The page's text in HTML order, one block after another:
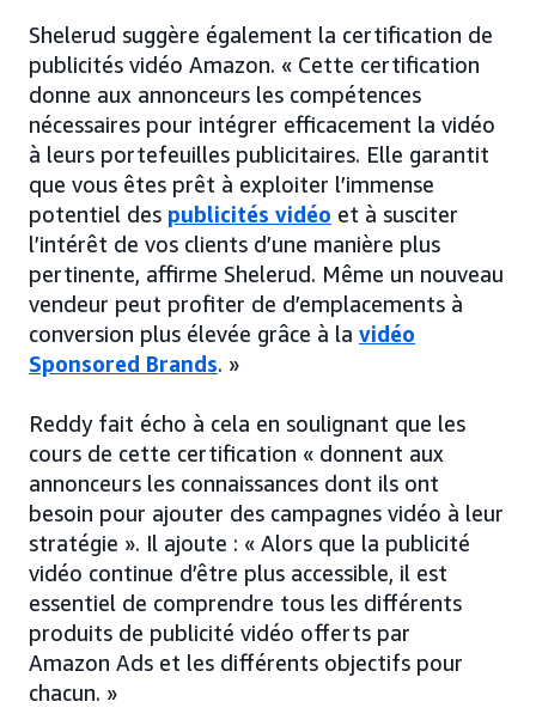
Shelerud suggère également la certification de
publicités vidéo Amazon. « Cette certification
donne aux annonceurs les compétences
nécessaires pour intégrer efficacement la vidéo
à leurs portefeuilles publicitaires. Elle garantit
que vous êtes prêt à exploiter l’immense
potentiel des publicités vidéo et à susciter
l’intérêt de vos clients d’une manière plus
pertinente, affirme Shelerud. Même un nouveau
vendeur peut profiter de d’emplacements à
conversion plus élevée grâce à la vidéo
Sponsored Brands. »
Reddy fait écho à cela en soulignant que les
cours de cette certification « donnent aux
annonceurs les connaissances dont ils ont
besoin pour ajouter des campagnes vidéo à leur
stratégie ». Il ajoute : « Alors que la publicité
vidéo continue d’être plus accessible, il est
essentiel de comprendre tous les différents
produits de publicité vidéo offerts par
Amazon Ads et les différents objectifs pour
chacun. »